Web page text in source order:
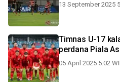
13 September 2025
Timnas U-17
perdana Piala
05 April 2025 5:02